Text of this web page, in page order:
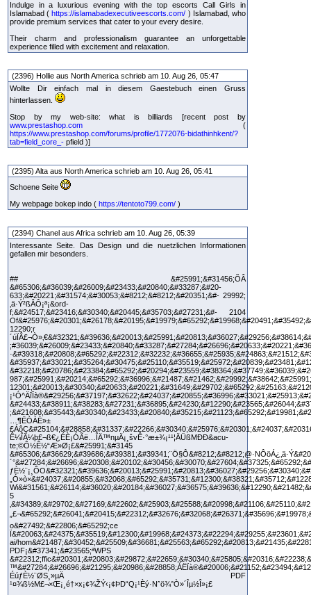
Indulge in a luxurious evening with the top escorts Call Girls in
Islamabad (https://islamabadexecutiveescorts.com/ ) Islamabad, who
provide premium services that cater to your every desire.
Their charm and professionalism guarantee an unforgettable
experience filled with excitement and relaxation.
(2396) Hollie aus North America schrieb am 10. Aug 26, 05:47
Wollte Dir einfach mal in diesem Gaestebuch einen Gruss
hinterlassen.
Stop by my web-site: what is billiards [recent post by
www.prestashop.com (
https://www.prestashop.com/forums/profile/1772076-bidathinhkent/?
tab=field_core_- pfield )]
(2395) Alta aus North America schrieb am 10. Aug 26, 05:41
Schoene Seite
My webpage bokep indo ( https://tentoto799.com/ )
(2394) Chanel aus Africa schrieb am 10. Aug 26, 05:39
Interessante Seite. Das Design und die nuetzlichen Informationen
gefallen mir besonders.
## &#25991;&#31456;ÕÂ &#65306;&#36039;&#26009;&#23433;&#20840;&#33287;&#20- 633;&#20221;&#31574;&#30053;&#8212;&#8212;&#20351;&#- 29992;‚ä·Ý²ßÂÔ¡ª¡&ord- f;&#24517;&#23416;&#30340;&#20445;&#35703;&#27231;&#- 2104 Of&#25976;&#20301;&#26178;&#20195;&#19979;&#65292;&#19968;&#20491;&#35492;&#21034;&#21205;&#20316;&#25110;&#30828;&#30879;&#25613;&#27584;&#65292;&#21487;&#33021;&#25703;&#27584;&#25976;&#36913;&#30340;&#24515;&#34880;&#- 12290;r´úÏÂ£¬Ò»‚€&#32321;&#39636;&#20013;&#25991;&#20813;&#36027;&#29256;&#38614;&#20559;&#21521;&#36629;&#24039;&#38728;&#27963;&#65292;&#20294;&#20173;&#20839;&#24314;&#35920;&#23500;&#30340;&- ;#36039;&#26009;&#23433;&#20840;&#33287;&#27284;&#26696;&#20633;&#20221;&#36984;&#38917;&#65292;&#26159;&#26412;&#31687;&#26368;&#32066;&#31456;&#30340;&#37325;&#40670;&#25506;&#35342;&#20839;&#23481;&#12290 ·&#39318;&#20808;&#65292;&#22312;&#32232;&#36655;&#25935;&#24863;&#21512;&#32004;&#25110;&#20154;&#20107;&#25991;&#20214;&#26178;&#65292;&#24314;&#35696;&#21855;&#29992;ÇÉì`»&#27284;&#26696;&#21152;&#23494;&#21151;&#33021;&#12290;&#20351;&#29992;&#32773;&#25353;&#19979;&#24038;&#19978;&#35282;&#12300;&#36984;&#21934;&#65288;&#27284;&#26696;&#65289;&#12301;&#8594;&#12300;&#25991;&#20214;&#21152;&#23494;&#12301;&#24460;&#65292;&#21487;&#35373;&#23450;&#38283;&#21855;&#23494;&#30908;&#33287;&#20462;&#25913;&#27402;&#38480;&#23494;&#30908;&#65292;&#30906;&#20445;&#21482;&#26377;&#36890;&#36942;&#39511;&#35657;&#30340;&#23565;- &#35937;&#33021;&#35264;&#30475;&#25110;&#35519;&#25972;&#20839;&#23481;&#12290;&#23565;&#26044;&#38656;&#35201;&#22312;&#26371;&#35696;&#21363;&#26178;&#25237;&#24433;&#30340;&#22296;&#38538;&#65292;&#21487;&#21516;&#27493;&#21246;&#36984;&#12300;&#21807;&#35712;&#24314;&#35696;&#12301;&#27169;&#24335;&#65292;&#38450;&#27490;&#26049;&#20154;&#35492;&#35320;&#20462;&#25913;&#28010;&#36027;&#26178;&#38291;&#12290;×h†¢&#20854;&#27425;&#65292;&#12300;&#38642;&#31471;&#30064;&#22320;&#20633;&#20998;&#12301;&#35264;&#24565;&#30456;&#30070;&#37325;&#35201;&#12290;&#20760;&#31649;&#26377;&#20123;&#20154;&#20559;&#22909;&#23436;&#20840;&#38626;- &#32218;&#20786;&#23384;&#65292;&#20294;&#23559;&#38364;&#37749;&#36039;&#26009;&#22846;&#35373;&#23450;&#21516;&#27493;&#33267;¨™n°¸&#38642;&#25991;&#27284;&#65292;&#31561;&#26044;&#22312;&#26576;&#31278;&#24847;&#32681;&#19978;&#24314;&#31435;&#31532;&#20108;&#37325;&#20445;&#38570;&#12290;&#33509;&#26412;&#22320;&#30828;&#30879;&#22240;&#19981;&#26126;&#24773;&#27841;&#21463;&#21040;&#24801;&#24847;&#36575;&#39636;&#25915;&#25802;&#65292;&#38642;&#31471;&#20381;&#28982;&#20445;&#30041;&#21069;&#26399;&#26410;&#21463;&#24433;&#38911;&#30340;&#29256;&#26412;&#12290;&#33836;&#19968;&#19981;&#23567;&#24515;&#35206;&#33995;&#21407;&#22- 987;&#25991;&#20214;&#65292;&#36996;&#21487;&#21462;&#29992;&#38642;&#25991;&#27284;&#30340;&#12300;&#27511;&#21490;&#29256;&#26412;&#12301;&#21151;&#33021;&#36914;&#34892;&#31359;&#36234;&#24335;&#25736;&#22238;&#12290;£Œ¦ì&#20840;&#24179;&#21488;&#25903;&#25588;&#36889;&#31278;&#22686;&#37327;&#20633;&#20221;&#24605;&#32173;&#65292;&#21482;&#38656;&#30331;&#20837;&#24115;&#34399;&#20415;&#21487;&#30906;&#20445;&#25937;&#36118;&#31383;&#21475;&#12290;Í¬²½&#27492;&#22806;&#65292;&#20351;&#29992;&#32773;&#25033;&#23450;&#26399;&#21033;&#29992;¨×h¡¹&#20839;&#24314;&#12300;&#35373;&#23450;&#20013;&#24515;&#- 12301;&#20013;&#30340;&#20633;&#20221;&#31649;&#29702;&#65292;&#25163;&#21205;&#25110;&#33258;&#21205;&#20633;&#20221;&#26178;&#21487;&#35519;&#25972;&#36664;&#20986;&#36039;&#26009;&#22846;&#20301;&#32622;&#21040;&#20854;&#20182;&#20998;&#21106;&#21312;&#65288;&#22914;¬¡¸&#27133;&#25110;¶Ë®&#27133;&#65289;&#12290;&#21033;&#29992;&#23448;&#26041;¡¹Ó^ÄîÏà®&#29256;&#37197;&#32622;&#24037;&#20855;&#36996;&#33021;&#25913;&#23531;&#32233;&#23384;&#20301;&#32622;&#65292;&#36991;&#20813;&#22823;&#37327;&#26283;&#23384;&#27284;&#21344;&#28415;&#31995;&#32113;ëx¾&#30879;&#23481;&#37327;&#36914;&#32780;- &#24433;&#38911;&#38283;&#27231;&#36895;&#24230;&#12290;&#23565;&#26044;&#37325;&#24230;&#20351;&#29992;&#32773;&#65292;&#24314;&#35696;&#21246;&#36984;&#12300;&#20445;&#30041;&#26368;&#36817;&#25976;&#20491;&#20633;&#20221;&#29256;&#26412;&#12301;&#65292;&#38568;&#26178;&#36996;&#21407;&#21069;£¬µ&#33267;ì¶Ô&#20491;&#23384;&#27284;&#29376;&#24907;&#12290;&#22519;&#34892;&#27599;&#21608;&#19968;&#27425;&#28165;&#29702;&#33290;&#20633;&#20221;&#30340;&#32000;&#24459;&#65292;&#21487;&#31680;&#30465;&#30913;&#30879;&#31354;&#38291;&#21371;&#28961;&#25613;&#36039;&#23433;&#38450;&#32218;&#12290;&#20511;&#21161;&#36889;&#20123- ;&#21608;&#35443;&#30340;&#23433;&#20840;&#35215;&#21123;&#65292;&#19981;&#29992;&#20877;&#28858;&#20598;&#28982;&#30340;&#36039;&#26009;&#36986;&#22833;&#32780;&#23522;&#39135;&#38627;&#23433;&#65292;&#35731;…¶ËÒÀÈ»±£ÁôÇ&#25104;&#28858;&#31337;&#22266;&#30340;&#25976;&#20301;&#24037;&#20316;&#22561;&#22744;&#12290;Ä°æ±¾¡£ÈfÒ»²»&#19979;&#36733;Ð&#20013;&#25991;&#29256;ÉwÔ­Ê¼ÎÄ¼þ£¬ß€¿ÉÈ¡ÓÃë…ÎÄ™nµÄ¡¸švÊ·°æ±¾¡¹¹¦ÄÜßMÐÐ&acu- te;©Ô½Ê½“Æ»Ø¡£&#25991;&#3145 &#65306;&#36629;&#39686;&#39381;&#39341;¨Ö§Ô&#8212;&#8212;@·NÔöÁ¿‚ä·Ý&#20813;&#36027;&#29256;&#30340;&#25972;&#21512;&#24335;&#25991;&#20214;&#35299;&#27770;&#26041;&#26696;ëŽ¤Ì&#22312;&#35377;&#22810;&#20154;&#30340;&#24037;&#20316;&#27969;&#31243;&#20013;&#65292;ÚH´°&#27284;&#26696;&#20308;&#20102;&#30456;&#30070;&#27604;&#37325;&#65292;&#21371;&#21448;&#26178;&#24120;&#38656;&#35201;&#36879;&#36942;&#19981;&#21516;&#24037;&#20855;&#36914;&#34892;&#21512;&#20341;&#12289;&#32232;&#36655;&#33287;&#36664;&#20986;&#12290;PS ƒÈ½¨¡¸ÔO&#32321;&#39636;&#20013;&#25991;&#20813;&#36027;&#29256;&#30340;&#26368;&#22823;&#20142;&#40670;&#20043;&#19968;&#65292;&#23601;&#26159;&#21407;&#29983;&#20839;&#24314;&#35920;&#23500;&#30340;„Ó»ò×&#24037;&#20855;&#32068;&#65292;&#35731;&#12300;&#38321;&#35712;&#12289;&#32232;&#36655;&#12289;&#36681;&#25563;&#12301;&#19977;&#31278;&#22580;&#26223;&#19968;&#27425;&#21040;&#20301;&#12290;AÎ»Ö&#30070;&#25509;&#21040;&#19968;&#20221;Ëû·Ö¸&#25991;&#20214;&#38656;&#35201;&#24494;&#35519;&#26178;&#65292;&#20351;&#29992;&#32773;&#19981;&#20877;&#38656;&#35201;&#38989;&#22806;&#23433;&#35037;£©¡£ÀûÓÃ¹Ù·½ Wi&#31561;&#26114;&#36020;&#20184;&#36027;&#36575;&#39636;&#12290;&#21482;&#38656;&#30452;&#25509;&#29992;¤¾ßß€&#38283;&#21855;¸ÄŒ‘&#65292;&#23601;&#33021;&#36914;&#20837;&#32232;&#36655;&#27169;&#24335;&#65292;&#20219;&#24847;&#35519;&#25972;&#25991;&#23383;&#20839;&#23481;&#12289;&#26367;&#25563;&#22294;&#29255;&#25110;&#20462;&#25913;&#27573;&#33853;&#26684;&#24335;&#12290;&#30001;&#26044;&#26576;&#20123;&#25475;&#25551;&#27284;&#26696;&#26159;&#12300;&#24433;&#20687;&#24418;&#24335;&#12301;&#65292;í‘é_&#36996;&#25552;&#20379;&#20102;&#20813;&#36027;&#30340;£Œ¦ì&#65288;&#20809;&#23416;&#23383;&#20803;&#36776;&#35672;&#65289;&#21151;&#33021;&#65292;&#21487;&#22312;&#25976;&#31186;&#20839;&#23559;&#22294;&#29255;&#36681;&#25563;&#25104;&#21487;&#35079;&#35069;&#32232;&#36655;&#30340;&#32020;&#25991;&#23383;&#65292;&#22823;&#24133;&#31680;&#30465;&#20102;&#25163;&#21205;&#35588;&#25171;&#30340;&#26178;&#38291;&#12290;£¬ëS&#38364;&#26044;&#25991;&#20214;&#25972;&#20341;&#26041;&#38754;&#65292;&#20839;&#24314;&#30340;Á 5 ‚&#34389;&#29702;&#27169;&#22602;&#25903;&#25588;&#20998;&#21106;&#25110;&#21512;&#20341;&#22810;&#20491;ÐÐÃ¿Ö&#38913;&#38754;&#12290;&#20551;&#35373;&#19968;&#20301;&#27861;&#24459;&#24478;&#26989;&#32773;&#38656;&#35201;&#23559;&#19981;&#21516;&#31456;&#31680;&#30340;&#27861;&#35215;&#21512;&#20341;&#25104;&#19968;&#26412;&#24409;&#32232;&#65292;&#33021;&#30452;&#25509;&#34249;&#30001;&#25302;&#26355;&#25490;&#24207;&#21512;&#20341;&#65292;&#29978;&#33267;&#21487;&#20445;&#30041;&#21407;&#22987;&#27284;&#26696;&#32080;&#27083;&#12290;èÖúß&#35430;&#31639;&#34920;&#20013;&#65292;&#26356;&#21487;&#23559;&#25976;&#25818;&#22577;&#34920;&#21478;&#23384;&#28858;„£¬&#65292;&#26041;&#20415;&#22312;&#32676;&#32068;&#26371;&#35696;&#19978;&#25955;&#30332;&#21443;&#32771;&#65307;&#20351;&#29992;&#32773;&#33021;&#22312;&#19981;&#21516;&#24179;&#21488;&#26597;&#38321;&#26178;&#30906;&#20445;&#25490;&#29256;&#19981;&#20986;&#37679;&#12290;&#26681;&#25818;&#23448;&#26041;&#35498;&#26126;&#65292;&#20813;&#36027;&#29256;&#26412;&#30340;&#20013;&#38542;³Éžé·€¹Ì&#12289;&#21512;&#20341;&#21015;&#21360;&#31561;&#25976;&#20301;&#21151;&#33021;&#30342;&#20379;&#29992;&#25142;&#21512;&#27861;&#20351;&#29992;&#12290;ps o&#27492;&#22806;&#65292;ce Ï&#20063;&#24375;&#35519;&#12300;&#19968;&#24373;&#22294;&#29255;&#23601;&#26159;&#19968;&#24373;&#35657;&#26360;&#12301;&#65306;&#26377;&#26178;&#29992;&#25142;&#20786;&#23384;&#28858;&#22294;&#29255;&#30340;&#30332;&#31080;&#25110;&#21512;&#32004;&#38656;&#35201;&#36681;&#25104;&#27491;&#24335;&#30340;view/&#27512;&#27284;&#65292;&#36879;&#36942;ffice-ai/hom&#21487;&#30452;&#25509;&#36681;&#25563;&#65292;&#20813;&#21435;&#22810;&#27425;&#25991;&#20214;&#26684;&#24335;&#36681;&#25563;&#30340;&#40635;&#29033;&#12290;&#21516;&#26178;&#65292;&#26368;&#26032;&#29256; PDF¡&#37341;&#23565;ªWPS &#22312;ffic&#20301;&#20803;&#29872;&#22659;&#30340;&#25805;&#20316;&#22238;&#25033;&#22823;&#24133;&#20778;&#21270;&#65292;&#28187;&#23569;&#38283;&#21855;&#22823;&#22411;&#22294;&#25991;&#27284;&#26696;&#26178;&#21487;&#33021;&#30340;&#30701;&#26283;&#24310;&#36978;&#65292;&#20006;&#36914;&#19968;&#27493;&#25972;&#21512;&#36914;&#21491;&#37749;&#36984;&#21934;&#35041;&#8212;&#8212;&#38568;&#26178;&#21487;&#23559;Ð£¬PDF ™&#27284;&#26696;&#21295;&#20986;&#28858;ÁËÏà®&#20006;&#21152;&#23494;&#12290;&#32317;&#32780;&#35328;&#20043;&#65292;&#25291;&#26820;&#22810;&#22871;&#25033;&#29992;&#20358;&#22238;&#20999;&#25563;&#30340;&#30171;&#33510;&#65292;&#30001;»Í¬¹¤¾ßßMÐÐº&#32321;&#39636;&#20013;&#25991;&#20813;&#36027;&#29256;&#28415;&#36275;&#27161;&#28310;Ý”³ö¡&#36774;&#20844;&#22580;&#26223;&#65292;&#36629;&#39686;&#20570;&#21040;&#21363;&#38283;&#21363;&#29992;&#12289;&#28961;&#32299;&#36681;&#25563;&#12290;ÄÃâÙM&#